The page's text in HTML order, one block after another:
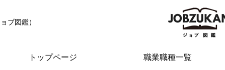
ブ図鑑）
トップページ 職業職種一覧